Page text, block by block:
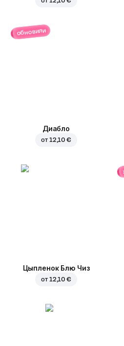
обновили
Диабло
от 12,10 €
Цыпленок Блю Чиз
от 12,10 €